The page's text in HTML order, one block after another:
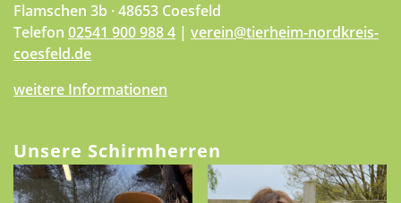
Flamschen 3b · 48653 Coesfeld
Telefon 02541 900 988 4 | verein@tierheim-nordkreis-
coesfeld.de
weitere Informationen
Unsere Schirmherren